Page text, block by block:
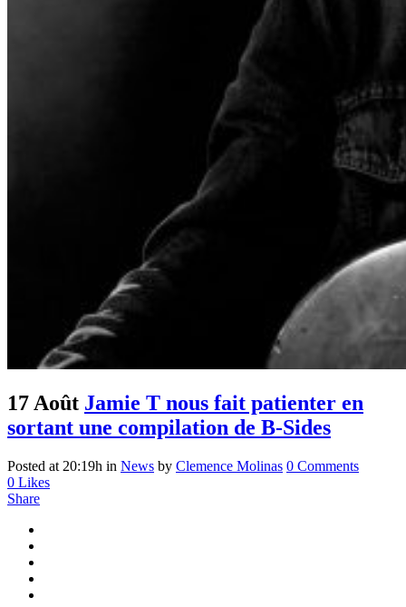
17 Août Jamie T nous fait patienter en
sortant une compilation de B-Sides
Posted at 20:19h in News by Clemence Molinas 0 Comments
0 Likes
Share